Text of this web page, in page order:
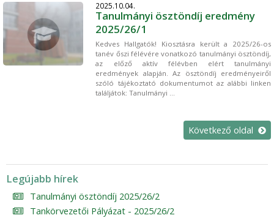
2025.10.04.
Tanulmányi ösztöndíj eredmény
2025/26/1
Kedves Hallgatók! Kiosztásra került a 2025/26-os
tanév őszi félévére vonatkozó tanulmányi ösztöndíj,
az előző aktív félévben elért tanulmányi
eredmények alapján. Az ösztöndíj eredményeiről
szóló tájékoztató dokumentumot az alábbi linken
találjátok: Tanulmányi ...
Következő oldal
Legújabb hírek
Tanulmányi ösztöndíj 2025/26/2
Tankörvezetői Pályázat - 2025/26/2